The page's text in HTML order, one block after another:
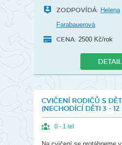
ZODPOVÍDÁ: Helena
Farabauerová
CENA: 2500 Kč/rok
DETAIL
CVIČENÍ RODIČŮ S
(NECHODÍCÍ DĚTI 3 -
0 - 1 let